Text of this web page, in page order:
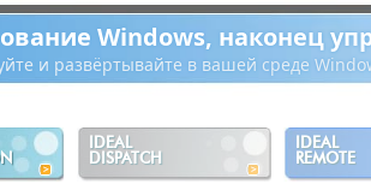
Windows, наконец
и развёртывайте в вашей среде
IDEAL
DISPATCH
IDEAL
REMOTE